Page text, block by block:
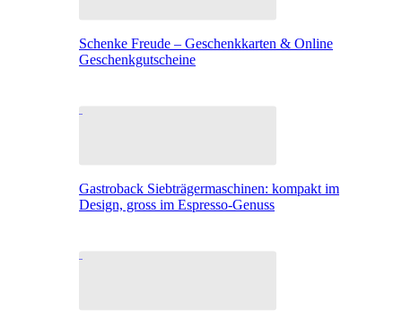
Schenke Freude – Geschenkkarten & Online
Geschenkgutscheine
Gastroback Siebträgermaschinen: kompakt im
Design, gross im Espresso-Genuss